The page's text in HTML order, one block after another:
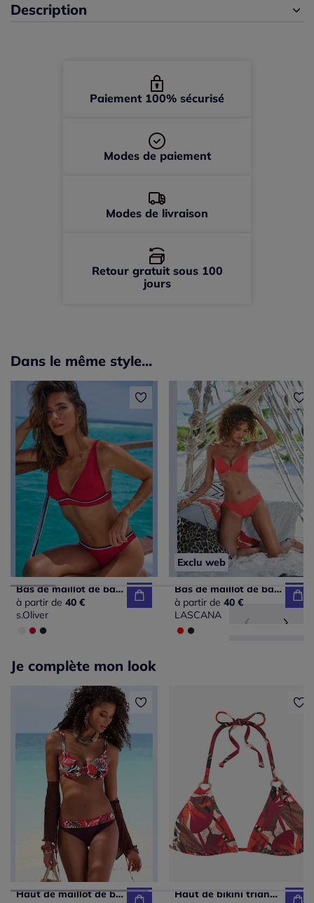
44 -En stock
Description
Paiement 100% sécurisé
Modes de paiement
Modes de livraison
Retour gratuit sous 100
jours
Dans le même style...
Bas de maillot de bain unis avec cordons à taille basse
à partir de 40 €
s.Oliver
Exclu web
Bas de maillot de bain classique en microfibre douce avec bordure cocotte
à partir de 40 €
LASCANA
Je complète mon look
Haut de maillot de bain à armatures à imprimé tropical en polyamide recyclé
Haut de bikini triangle à imprimé tropical avec anneaux dorés